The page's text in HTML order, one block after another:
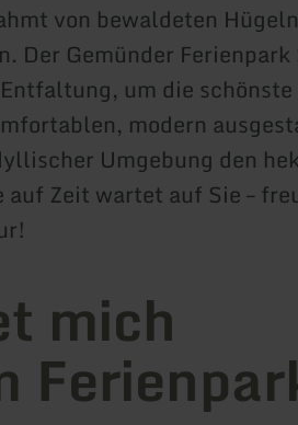
von bewaldeten
Der Gemünder Ferienpark
um die schönste
modern
Umgebung den
Zeit wartet auf Sie –
mich